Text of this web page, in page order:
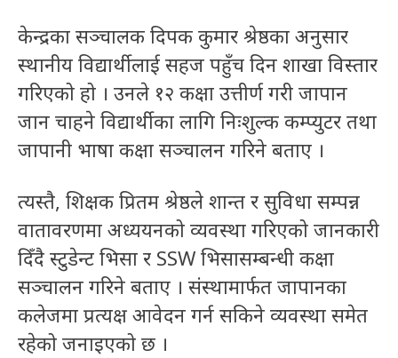
केन्द्रका सञ्चालक दिपक कुमार श्रेष्ठका अनुसार
स्थानीय विद्यार्थीलाई सहज पहुँच दिन शाखा विस्तार
गरिएको हो । उनले १२ कक्षा उत्तीर्ण गरी जापान
जान चाहने विद्यार्थीका लागि निःशुल्क कम्प्युटर तथा
जापानी भाषा कक्षा सञ्चालन गरिने बताए ।
त्यस्तै, शिक्षक प्रितम श्रेष्ठले शान्त र सुविधा सम्पन्न
वातावरणमा अध्ययनको व्यवस्था गरिएको जानकारी
दिँदै स्टुडेन्ट भिसा र SSW भिसासम्बन्धी कक्षा
सञ्चालन गरिने बताए । संस्थामार्फत जापानका
कलेजमा प्रत्यक्ष आवेदन गर्न सकिने व्यवस्था समेत
रहेको जनाइएको छ ।